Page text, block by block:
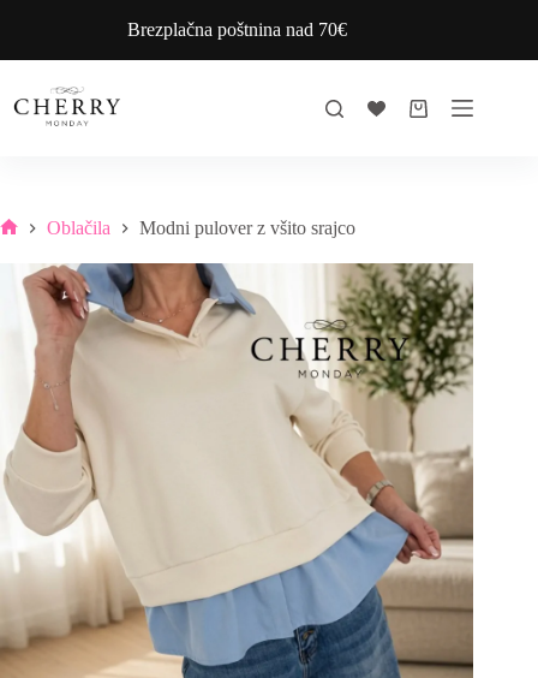
Brezplačna poštnina nad 70€
Shopping
Oblačila Modni pulover z všito srajco